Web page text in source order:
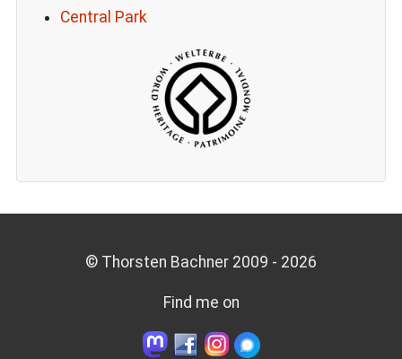
Central Park
© Thorsten Bachner 2009 - 2026
Find me on